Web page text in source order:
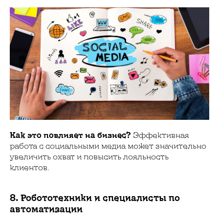
Как это повлияет на бизнес? Эффективная
работа с социальными медиа может значительно
увеличить охват и повысить лояльность
клиентов.
8. Робототехники и специалисты по
автоматизации